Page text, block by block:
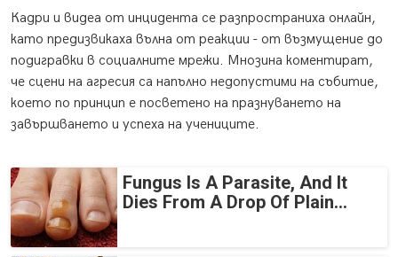
Кадри и видеа от инцидента се разпространиха онлайн,
като предизвикаха вълна от реакции - от възмущение до
подигравки в социалните мрежи. Мнозина коментират,
че сцени на агресия са напълно недопустими на събитие,
което по принцип е посветено на празнуването на
завършването и успеха на учениците.
Fungus Is A Parasite, And It
Dies From A Drop Of Plain...